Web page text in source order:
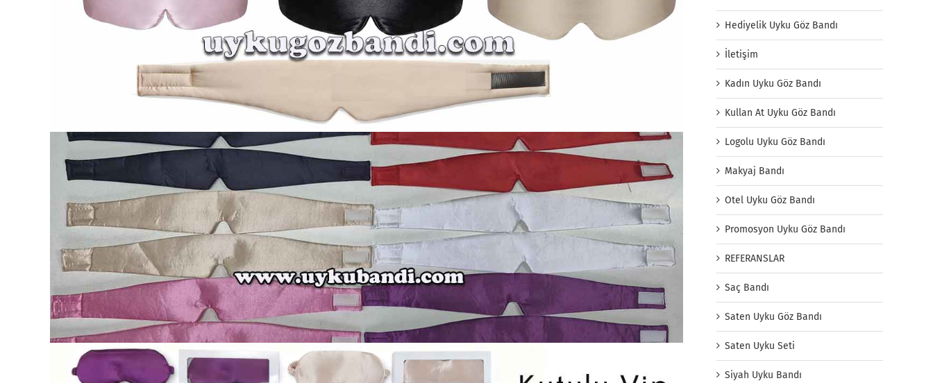
Hediyelik Uyku Göz Bandı
İletişim
Kadın Uyku Göz Bandı
Kullan At Uyku Göz Bandı
Logolu Uyku Göz Bandı
Makyaj Bandı
Otel Uyku Göz Bandı
Promosyon Uyku Göz Bandı
REFERANSLAR
Saç Bandı
Saten Uyku Göz Bandı
Saten Uyku Seti
Siyah Uyku Bandı